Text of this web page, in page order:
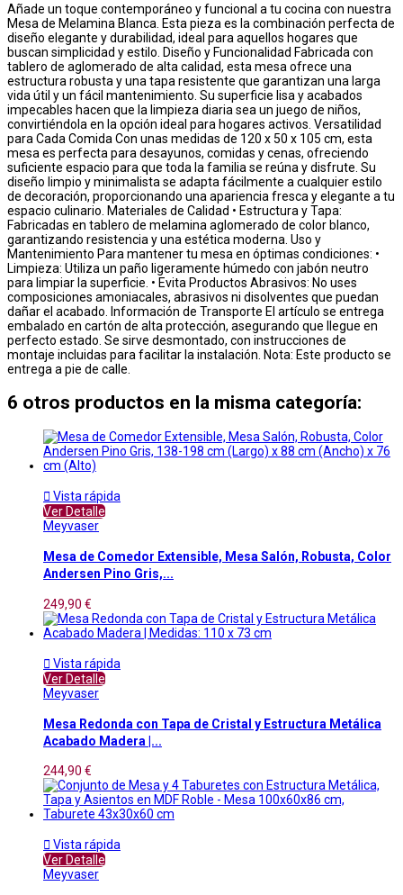
Añade un toque contemporáneo y funcional a tu cocina con nuestra
Mesa de Melamina Blanca. Esta pieza es la combinación perfecta de
diseño elegante y durabilidad, ideal para aquellos hogares que
buscan simplicidad y estilo. Diseño y Funcionalidad Fabricada con
tablero de aglomerado de alta calidad, esta mesa ofrece una
estructura robusta y una tapa resistente que garantizan una larga
vida útil y un fácil mantenimiento. Su superficie lisa y acabados
impecables hacen que la limpieza diaria sea un juego de niños,
convirtiéndola en la opción ideal para hogares activos. Versatilidad
para Cada Comida Con unas medidas de 120 x 50 x 105 cm, esta
mesa es perfecta para desayunos, comidas y cenas, ofreciendo
suficiente espacio para que toda la familia se reúna y disfrute. Su
diseño limpio y minimalista se adapta fácilmente a cualquier estilo
de decoración, proporcionando una apariencia fresca y elegante a tu
espacio culinario. Materiales de Calidad • Estructura y Tapa:
Fabricadas en tablero de melamina aglomerado de color blanco,
garantizando resistencia y una estética moderna. Uso y
Mantenimiento Para mantener tu mesa en óptimas condiciones: •
Limpieza: Utiliza un paño ligeramente húmedo con jabón neutro
para limpiar la superficie. • Evita Productos Abrasivos: No uses
composiciones amoniacales, abrasivos ni disolventes que puedan
dañar el acabado. Información de Transporte El artículo se entrega
embalado en cartón de alta protección, asegurando que llegue en
perfecto estado. Se sirve desmontado, con instrucciones de
montaje incluidas para facilitar la instalación. Nota: Este producto se
entrega a pie de calle.
6 otros productos en la misma categoría:
 Vista rápida
Ver Detalle
Meyvaser
Mesa de Comedor Extensible, Mesa Salón, Robusta, Color
Andersen Pino Gris,...
249,90 €
 Vista rápida
Ver Detalle
Meyvaser
Mesa Redonda con Tapa de Cristal y Estructura Metálica
Acabado Madera |...
244,90 €
 Vista rápida
Ver Detalle
Meyvaser